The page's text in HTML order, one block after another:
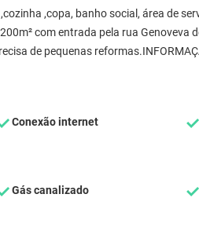
,copa, banho social, área de
com entrada pela rua Genoveva
de pequenas
Conexão internet
Gás canalizado